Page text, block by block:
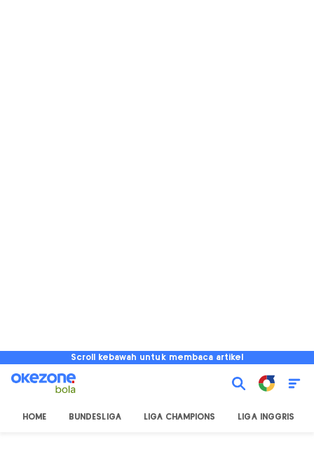
Scroll kebawah untuk membaca artikel
HOME BUNDESLIGA LIGA CHAMPIONS LIGA INGGRIS